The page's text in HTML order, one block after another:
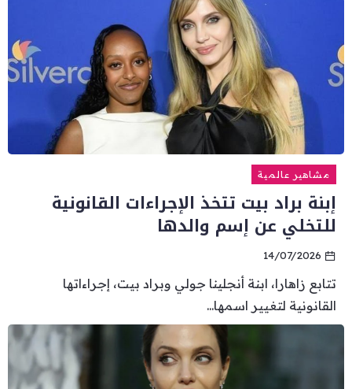
مشاهير عالمية
إبنة براد بيت تتخذ الإجراءات القانونية
للتخلي عن إسم والدها
14/07/2026
تتابع زاهارا، ابنة أنجلينا جولي وبراد بيت، إجراءاتها
القانونية لتغيير اسمها...